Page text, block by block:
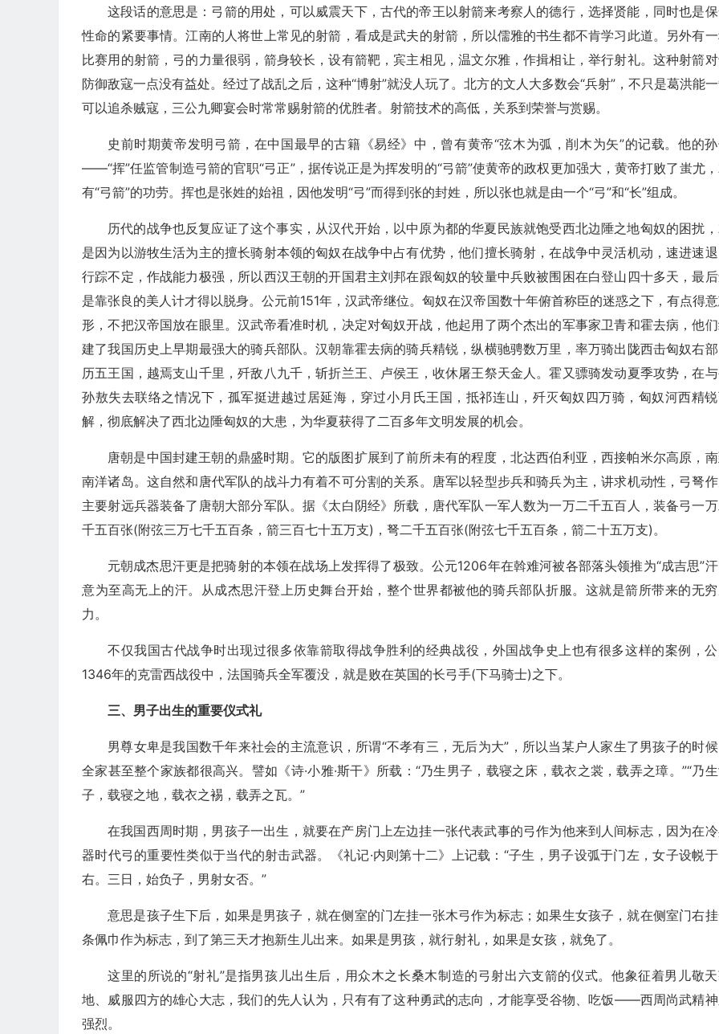
这段话的意思是：弓箭的用处，可以威震天下，古代的帝王以射箭来考察人的德行，选择贤能，同时也是
性命的紧要事情。江南的人将世上常见的射箭，看成是武夫的射箭，所以儒雅的书生都不肯学习此道。另外有
比赛用的射箭，弓的力量很弱，箭身较长，设有箭靶，宾主相见，温文尔雅，作揖相让，举行射礼。这种射箭
防御敌寇一点没有益处。经过了战乱之后，这种“博射”就没人玩了。北方的文人大多数会“兵射”，不只是葛洪能
可以追杀贼寇，三公九卿宴会时常常赐射箭的优胜者。射箭技术的高低，关系到荣誉与赏赐。
史前时期黄帝发明弓箭，在中国最早的古籍《易经》中，曾有黄帝“弦木为弧，削木为矢”的记载。他的
——“挥”任监管制造弓箭的官职“弓正”，据传说正是为挥发明的“弓箭”使黄帝的政权更加强大，黄帝打败了蚩尤
有“弓箭”的功劳。挥也是张姓的始祖，因他发明“弓”而得到张的封姓，所以张也就是由一个“弓”和“长”组成。
历代的战争也反复应证了这个事实，从汉代开始，以中原为都的华夏民族就饱受西北边陲之地匈奴的困扰
是因为以游牧生活为主的擅长骑射本领的匈奴在战争中占有优势，他们擅长骑射，在战争中灵活机动，速进速退
行踪不定，作战能力极强，所以西汉王朝的开国君主刘邦在跟匈奴的较量中兵败被围困在白登山四十多天，最
是靠张良的美人计才得以脱身。公元前151年，汉武帝继位。匈奴在汉帝国数十年俯首称臣的迷惑之下，有点得
形，不把汉帝国放在眼里。汉武帝看准时机，决定对匈奴开战，他起用了两个杰出的军事家卫青和霍去病，他
建了我国历史上早期最强大的骑兵部队。汉朝靠霍去病的骑兵精锐，纵横驰骋数万里，率万骑出陇西击匈奴右部
历五王国，越焉支山千里，歼敌八九千，斩折兰王、卢侯王，收休屠王祭天金人。霍又骠骑发动夏季攻势，在
孙敖失去联络之情况下，孤军挺进越过居延海，穿过小月氏王国，抵祁连山，歼灭匈奴四万骑，匈奴河西精
解，彻底解决了西北边陲匈奴的大患，为华夏获得了二百多年文明发展的机会。
唐朝是中国封建王朝的鼎盛时期。它的版图扩展到了前所未有的程度，北达西伯利亚，西接帕米尔高原，
南洋诸岛。这自然和唐代军队的战斗力有着不可分割的关系。唐军以轻型步兵和骑兵为主，讲求机动性，弓弩
主要射远兵器装备了唐朝大部分军队。据《太白阴经》所载，唐代军队一军人数为一万二千五百人，装备弓一
千五百张(附弦三万七千五百条，箭三百七十五万支)，弩二千五百张(附弦七千五百条，箭二十五万支)。
元朝成杰思汗更是把骑射的本领在战场上发挥得了极致。公元1206年在斡难河被各部落头领推为“成吉思”汗
意为至高无上的汗。从成杰思汗登上历史舞台开始，整个世界都被他的骑兵部队折服。这就是箭所带来的无
力。
不仅我国古代战争时出现过很多依靠箭取得战争胜利的经典战役，外国战争史上也有很多这样的案例，
1346年的克雷西战役中，法国骑兵全军覆没，就是败在英国的长弓手(下马骑士)之下。
三、男子出生的重要仪式礼
男尊女卑是我国数千年来社会的主流意识，所谓“不孝有三，无后为大”，所以当某户人家生了男孩子的时候
全家甚至整个家族都很高兴。譬如《诗·小雅·斯干》所载：“乃生男子，载寝之床，载衣之裳，载弄之璋。”“乃
子，载寝之地，载衣之裼，载弄之瓦。”
在我国西周时期，男孩子一出生，就要在产房门上左边挂一张代表武事的弓作为他来到人间标志，因为在
器时代弓的重要性类似于当代的射击武器。《礼记·内则第十二》上记载：“子生，男子设弧于门左，女子设帨
右。三日，始负子，男射女否。”
意思是孩子生下后，如果是男孩子，就在侧室的门左挂一张木弓作为标志；如果生女孩子，就在侧室门右
条佩巾作为标志，到了第三天才抱新生儿出来。如果是男孩，就行射礼，如果是女孩，就免了。
这里的所说的“射礼”是指男孩儿出生后，用众木之长桑木制造的弓射出六支箭的仪式。他象征着男儿敬
地、威服四方的雄心大志，我们的先人认为，只有有了这种勇武的志向，才能享受谷物、吃饭——西周尚武精神
强烈。